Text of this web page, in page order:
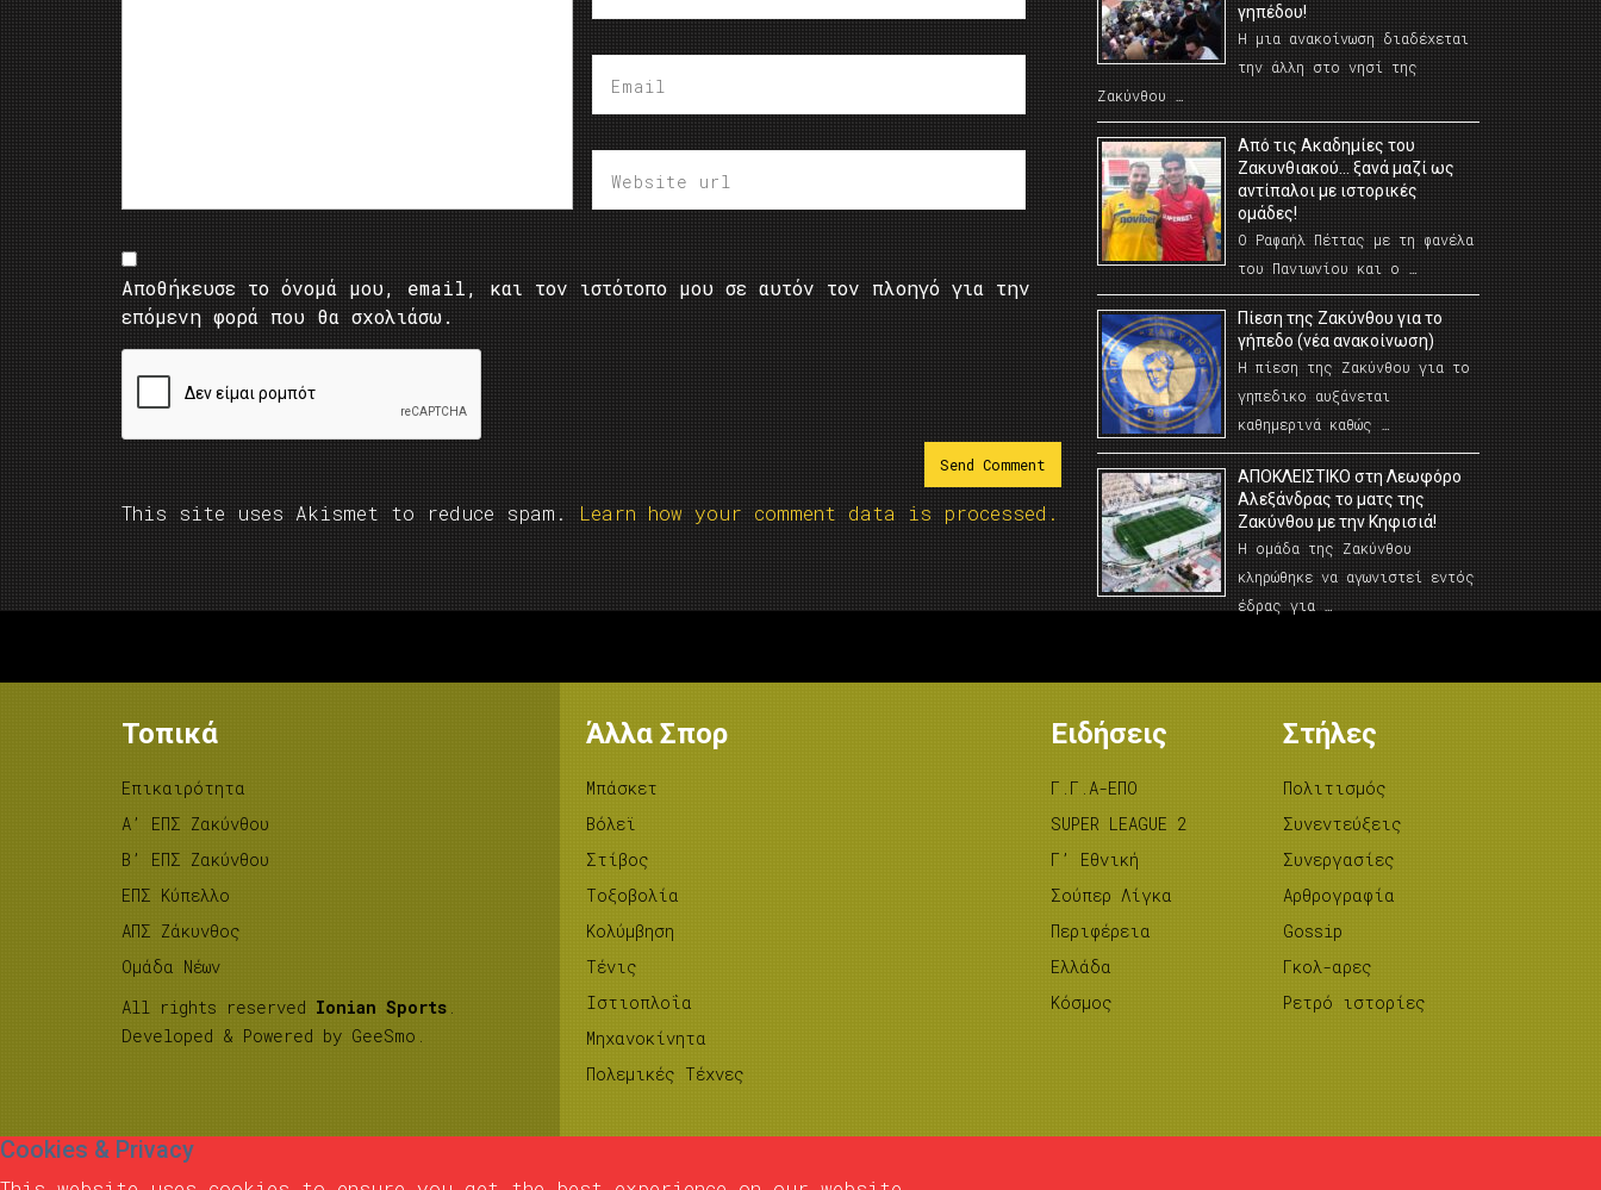
Αποθήκευσε το όνομά μου, email, και τον ιστότοπο μου σε αυτόν τον πλοηγό για την
επόμενη φορά που θα σχολιάσω.
This site uses Akismet to reduce spam. Learn how your comment data is processed.
γηπέδου!
Η μια ανακοίνωση διαδέχεται
την άλλη στο νησί της
Ζακύνθου …
Από τις Ακαδημίες του
Ζακυνθιακού… ξανά μαζί ως
αντίπαλοι με ιστορικές
ομάδες!
Ο Ραφαήλ Πέττας με τη φανέλα
του Πανιωνίου και ο …
Πίεση της Ζακύνθου για το
γήπεδο (νέα ανακοίνωση)
Η πίεση της Ζακύνθου για το
γηπεδικο αυξάνεται
καθημερινά καθώς …
AΠΟΚΛΕΙΣΤΙΚΟ στη Λεωφόρο
Αλεξάνδρας το ματς της
Ζακύνθου με την Κηφισιά!
Η ομάδα της Ζακύνθου
κληρώθηκε να αγωνιστεί εντός
έδρας για …
Τοπικά
Επικαιρότητα
A’ ΕΠΣ Ζακύνθου
B’ ΕΠΣ Ζακύνθου
ΕΠΣ Κύπελλο
ΑΠΣ Ζάκυνθος
Ομάδα Νέων
All rights reserved Ionian Sports .
Developed & Powered by GeeSmo .
Άλλα Σπορ
Μπάσκετ
Βόλεϊ
Στίβος
Tοξοβολία
Κολύμβηση
Τένις
Ιστιοπλοΐα
Μηχανοκίνητα
Πολεμικές Τέχνες
Ειδήσεις
Γ.Γ.Α-ΕΠΟ
SUPER LEAGUE 2
Γ’ Εθνική
Σούπερ Λίγκα
Περιφέρεια
Ελλάδα
Κόσμος
Στήλες
Πολιτισμός
Συνεντεύξεις
Συνεργασίες
Αρθρογραφία
Gossip
Γκολ-αρες
Ρετρό ιστορίες
Cookies & Privacy